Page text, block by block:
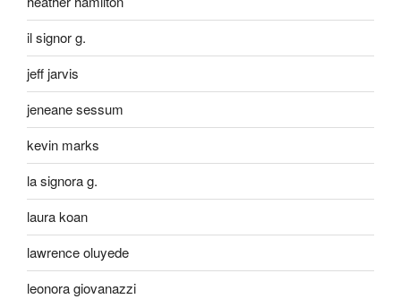
il signor g.
jeff jarvis
jeneane sessum
kevin marks
la signora g.
laura koan
lawrence oluyede
leonora giovanazzi